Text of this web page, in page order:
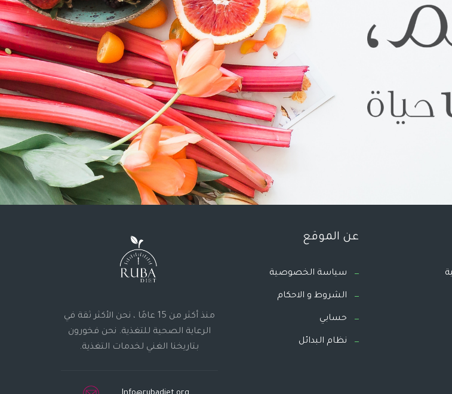
عن الموقع
سياسة الخصوصية
الشروط و الاحكام
حسابي
نظام البدائل
منذ أكثر من 15 عامًا ، نحن الأكثر ثقة في
الرعاية الصحية للتغذية. نحن فخورون
بتاريخنا الغني لخدمات التغذية.